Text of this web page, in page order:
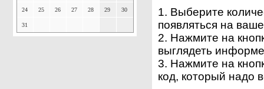
24 25 26 27 28 29 30
31
1. Выберите
появляться на
2. Нажмите на
выглядеть
3. Нажмите на
код, который надо